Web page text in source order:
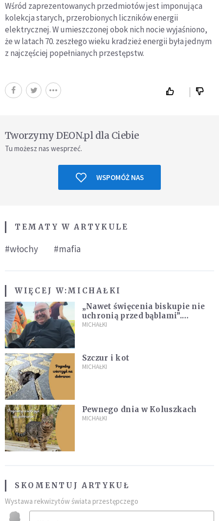
Wśród zaprezentowanych przedmiotów jest imponująca
kolekcja starych, przerobionych liczników energii
elektrycznej. W umieszczonej obok nich nocie wyjaśniono,
że w latach 70. zeszłego wieku kradzież energii była jednym
z najczęściej popełnianych przestępstw.
Tworzymy DEON.pl dla Ciebie
Tu możesz nas wesprzeć.
WSPOMÓŻ NAS
TEMATY W ARTYKULE
#włochy #mafia
WIĘCEJ W:MICHAŁKI
„Nawet święcenia biskupie nie
uchronią przed bąblami”.
Archidiecezja pokazała
MICHAŁKI
Szczur i kot
MICHAŁKI
Pewnego dnia w Koluszkach
MICHAŁKI
SKOMENTUJ ARTYKUŁ
Wystawa rekwizytów świata przestępczego